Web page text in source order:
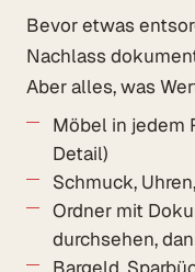
Bevor etwas
Nachlass
Aber alles, was
Möbel in jedem
Detail)
Schmuck,
Ordner mit
durchsehen,